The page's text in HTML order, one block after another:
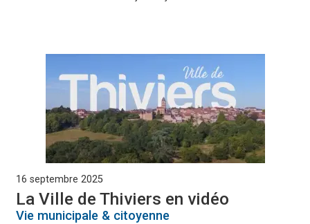
16 septembre 2025
La Ville de Thiviers en vidéo
Vie municipale & citoyenne